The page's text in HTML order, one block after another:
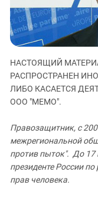
Дагестан
Ингушетия
Кабардино-Балкария
Калмыкия
Краснодарский край
Российская
Ростовская область
НАСТОЯЩИЙ
РАСПРОСТРАНЕН
ЛИБО КАСАЕТСЯ
ООО "МЕМО".
Правозащитник, с
межрегиональной
против пыток". До 17
президенте России
прав человека.